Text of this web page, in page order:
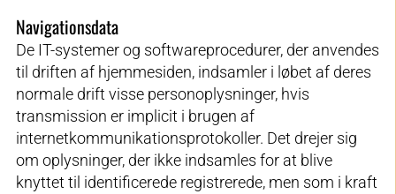
Navigationsdata
De IT-systemer og softwareprocedurer, der anvendes
til driften af hjemmesiden, indsamler i løbet af deres
normale drift visse personoplysninger, hvis
transmission er implicit i brugen af
internetkommunikationsprotokoller. Det drejer sig
om oplysninger, der ikke indsamles for at blive
knyttet til identificerede registrerede, men som i kraft